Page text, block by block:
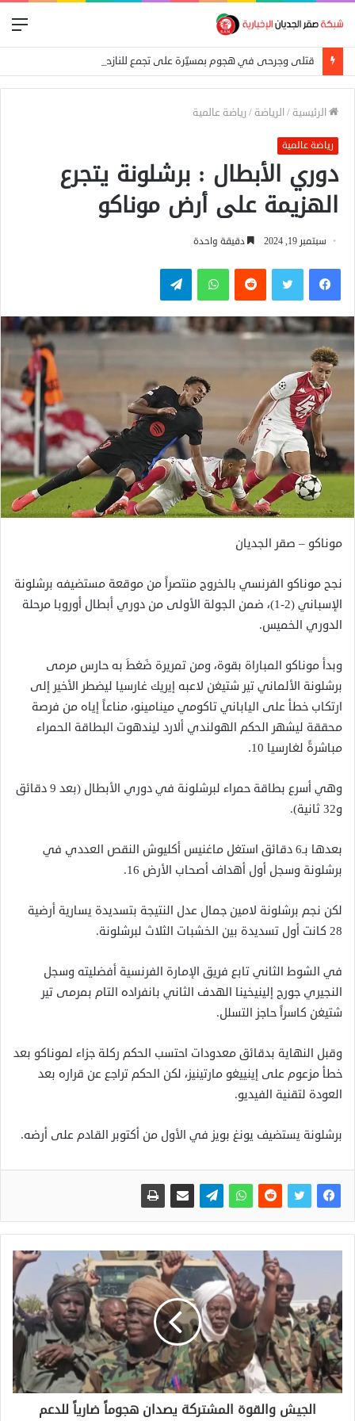
قتلى وجرحى في هجوم بمسيّرة على تجمع للنازحين بالنيل الأزرق
الرئيسية /الرياضة / رياضة عالمية
رياضة عالمية
دوري الأبطال : برشلونة يتجرع
الهزيمة على أرض موناكو
سبتمبر 19, 2024 دقيقة واحدة
فيسبوكتويتر واتساب تيلقرام
موناكو – صقر الجديان
نجح موناكو الفرنسي بالخروج منتصراً من موقعة مستضيفه برشلونة
الإسباني (2-1)، ضمن الجولة الأولى من دوري أبطال أوروبا مرحلة
الدوري الخميس.
وبدأ موناكو المباراة بقوة، ومن تمريرة ضَغطَ به حارس مرمى
برشلونة الألماني تير شتيغن لاعبه إيريك غارسيا ليضطر الأخير إلى
ارتكاب خطأ على الياباني تاكومي مينامينو، مناعاً إياه من فرصة
محققة ليشهر الحكم الهولندي ألارد ليندهوت البطاقة الحمراء
مباشرةً لغارسيا 10.
وهي أسرع بطاقة حمراء لبرشلونة في دوري الأبطال (بعد 9 دقائق
و32 ثانية).
بعدها بـ6 دقائق استغل ماغنيس أكليوش النقص العددي في
برشلونة وسجل أول أهداف أصحاب الأرض 16.
لكن نجم برشلونة لامين جمال عدل النتيجة بتسديدة يسارية أرضية
28 كانت أول تسديدة بين الخشبات الثلاث لبرشلونة.
في الشوط الثاني تابع فريق الإمارة الفرنسية أفضليته وسجل
النجيري جورج إلينيخينا الهدف الثاني بانفراده التام بمرمى تير
شتيغن كاسراً حاجز التسلل.
وقبل النهاية بدقائق معدودات احتسب الحكم ركلة جزاء لموناكو بعد
خطأ مزعوم على إينييغو مارتينيز، لكن الحكم تراجع عن قراره بعد
العودة لتقنية الفيديو.
برشلونة يستضيف يونغ بويز في الأول من أكتوبر القادم على أرضه.
الجيش والقوة المشتركة يصدان هجوماً ضارياً للدعم